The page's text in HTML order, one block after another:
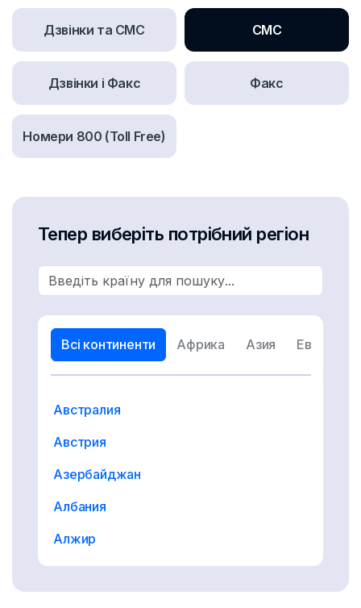
Дзвінки та СМС СМС
Дзвінки і Факс Факс
Номери 800 (Toll Free)
Тепер виберіть потрібний регіон
Country Search
Всі континенти Африка Азия Европа
Австралия
Австрия
Азербайджан
Албания
Алжир
Ангилья